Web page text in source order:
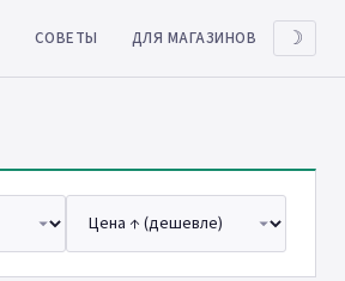
СОВЕТЫ ДЛЯ МАГАЗИНОВ ☽